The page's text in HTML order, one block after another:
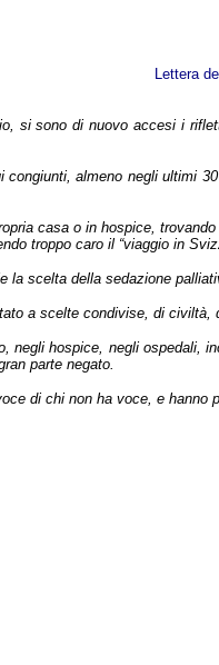
Lettera
si sono di nuovo accesi i
almeno negli
casa o in hospice,
troppo caro il “viaggio in
la scelta della sedazione
a scelte condivise, di
hospice, negli ospedali,
parte negato.
di chi non ha voce, e hanno